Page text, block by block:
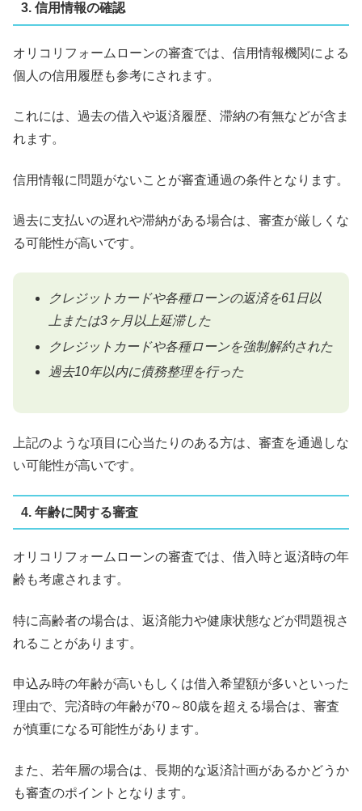
3. 信用情報の確認
オリコリフォームローンの審査では、信用情報機関による
個人の信用履歴も参考にされます。
これには、過去の借入や返済履歴、滞納の有無などが含ま
れます。
信用情報に問題がないことが審査通過の条件となります。
過去に支払いの遅れや滞納がある場合は、審査が厳しくな
る可能性が高いです。
クレジットカードや各種ローンの返済を61日以
上または3ヶ月以上延滞した
クレジットカードや各種ローンを強制解約された
過去10年以内に債務整理を行った
上記のような項目に心当たりのある方は、審査を通過しな
い可能性が高いです。
4. 年齢に関する審査
オリコリフォームローンの審査では、借入時と返済時の年
齢も考慮されます。
特に高齢者の場合は、返済能力や健康状態などが問題視さ
れることがあります。
申込み時の年齢が高いもしくは借入希望額が多いといった
理由で、完済時の年齢が70～80歳を超える場合は、審査
が慎重になる可能性があります。
また、若年層の場合は、長期的な返済計画があるかどうか
も審査のポイントとなります。